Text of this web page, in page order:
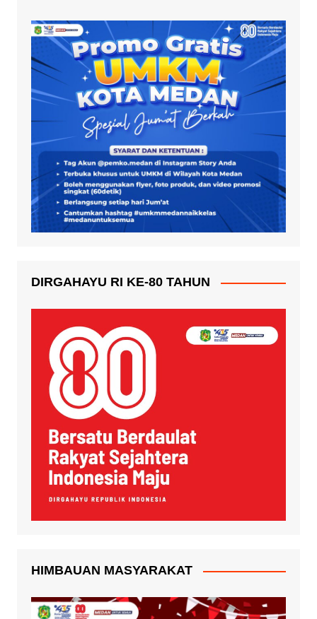
DIRGAHAYU RI KE-80 TAHUN
HIMBAUAN MASYARAKAT